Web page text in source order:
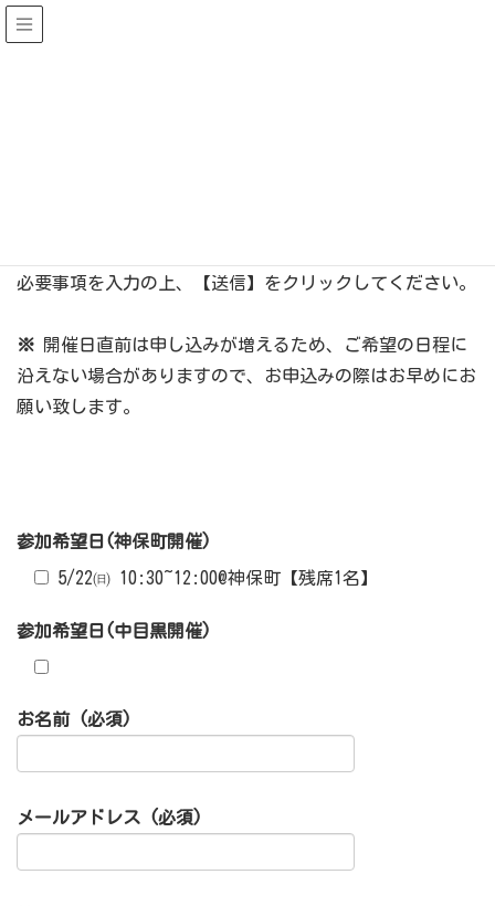
必要事項を入力の上、【送信】をクリックしてください。
※ 開催日直前は申し込みが増えるため、ご希望の日程に
沿えない場合がありますので、お申込みの際はお早めにお
願い致します。
参加希望日(神保町開催)
5/22㈰ 10:30~12:00@神保町【残席1名】
参加希望日(中目黒開催)
お名前 (必須)
メールアドレス (必須)